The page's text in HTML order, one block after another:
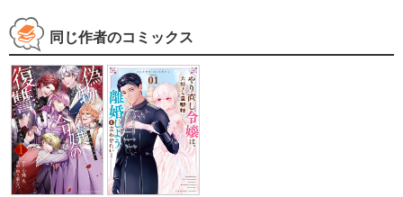
同じ作者のコミックス